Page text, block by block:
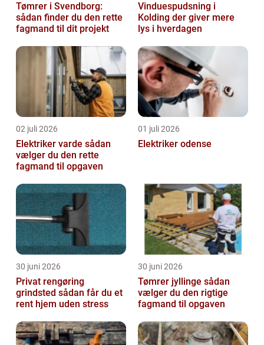
Tømrer i Svendborg:
sådan finder du den rette
fagmand til dit projekt
Vinduespudsning i
Kolding der giver mere
lys i hverdagen
02 juli 2026
Elektriker varde sådan
vælger du den rette
fagmand til opgaven
01 juli 2026
Elektriker odense
30 juni 2026
Privat rengøring
grindsted sådan får du et
rent hjem uden stress
30 juni 2026
Tømrer jyllinge sådan
vælger du den rigtige
fagmand til opgaven